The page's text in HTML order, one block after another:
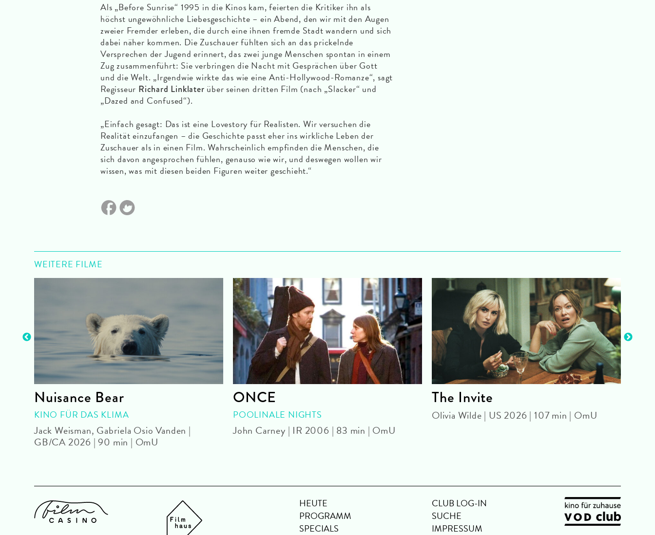
Als „Before Sunrise“ 1995 in die Kinos kam, feierten die Kritiker ihn als
höchst ungewöhnliche Liebesgeschichte – ein Abend, den wir mit den Augen
zweier Fremder erleben, die durch eine ihnen fremde Stadt wandern und sich
dabei näher kommen. Die Zuschauer fühlten sich an das prickelnde
Versprechen der Jugend erinnert, das zwei junge Menschen spontan in einem
Zug zusammenführt: Sie verbringen die Nacht mit Gesprächen über Gott
und die Welt. „Irgendwie wirkte das wie eine Anti-Hollywood-Romanze“, sagt
Regisseur Richard Linklater über seinen dritten Film (nach „Slacker“ und
„Dazed and Confused“).
„Einfach gesagt: Das ist eine Lovestory für Realisten. Wir versuchen die
Realität einzufangen – die Geschichte passt eher ins wirkliche Leben der
Zuschauer als in einen Film. Wahrscheinlich empfinden die Menschen, die
sich davon angesprochen fühlen, genauso wie wir, und deswegen wollen wir
wissen, was mit diesen beiden Figuren weiter geschieht.“
WEITERE FILME
Nuisance Bear
KINO FÜR DAS KLIMA
Jack Weisman, Gabriela Osio Vanden |
GB/CA 2026 | 90 min | OmU
ONCE
POOLINALE NIGHTS
John Carney | IR 2006 | 83 min | OmU
The Invite
Olivia Wilde | US 2026 | 107 min | OmU
HEUTE
PROGRAMM
SPECIALS
CLUB LOG-IN
SUCHE
IMPRESSUM